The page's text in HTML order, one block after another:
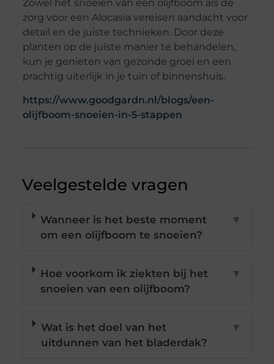
Zowel het snoeien van een olijfboom als de
zorg voor een Alocasia vereisen aandacht voor
detail en de juiste technieken. Door deze
planten op de juiste manier te behandelen,
kun je genieten van gezonde groei en een
prachtig uiterlijk in je tuin of binnenshuis.
https://www.goodgardn.nl/blogs/een-
olijfboom-snoeien-in-5-stappen
Veelgestelde vragen
Wanneer is het beste moment
om een olijfboom te snoeien?
▼
Hoe voorkom ik ziekten bij het
snoeien van een olijfboom?
▼
Wat is het doel van het
uitdunnen van het bladerdak?
▼